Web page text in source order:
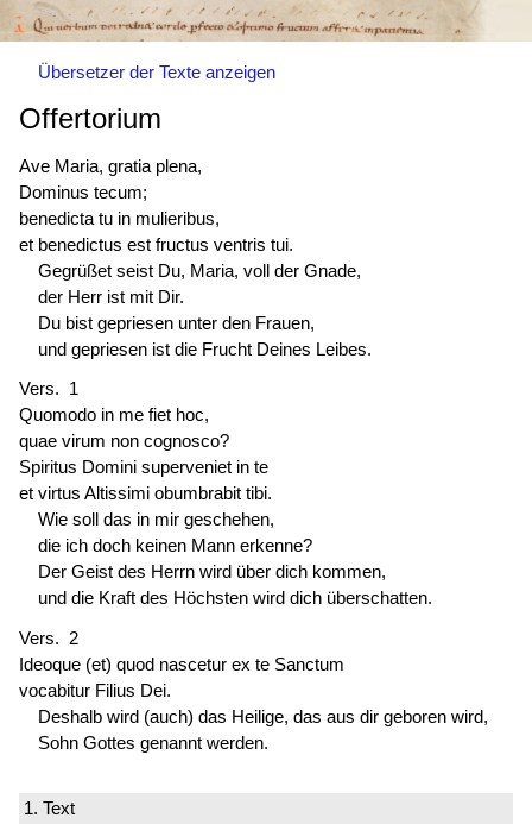
Übersetzer der Texte anzeigen
Offertorium
Ave Maria, gratia plena,
Dominus tecum;
benedicta tu in mulieribus,
et benedictus est fructus ventris tui.
Gegrüßet seist Du, Maria, voll der Gnade,
der Herr ist mit Dir.
Du bist gepriesen unter den Frauen,
und gepriesen ist die Frucht Deines Leibes.
Vers. 1
Quomodo in me fiet hoc,
quae virum non cognosco?
Spiritus Domini superveniet in te
et virtus Altissimi obumbrabit tibi.
Wie soll das in mir geschehen,
die ich doch keinen Mann erkenne?
Der Geist des Herrn wird über dich kommen,
und die Kraft des Höchsten wird dich überschatten.
Vers. 2
Ideoque (et) quod nascetur ex te Sanctum
vocabitur Filius Dei.
Deshalb wird (auch) das Heilige, das aus dir geboren wird,
Sohn Gottes genannt werden.
1. Text